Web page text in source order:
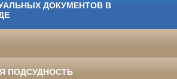
ДОКУМЕНТОВ В
ПОДСУДНОСТЬ